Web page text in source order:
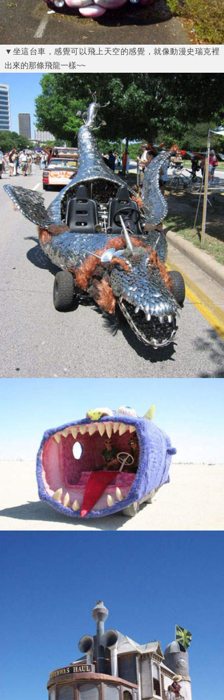
▼坐這台車，感覺可以飛上天空的感覺，就像動漫史瑞克裡
出來的那條飛龍一樣~~